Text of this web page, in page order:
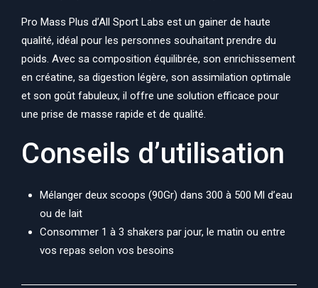
Pro Mass Plus d’All Sport Labs est un gainer de haute
qualité, idéal pour les personnes souhaitant prendre du
poids. Avec sa composition équilibrée, son enrichissement
en créatine, sa digestion légère, son assimilation optimale
et son goût fabuleux, il offre une solution efficace pour
une prise de masse rapide et de qualité.
Conseils d’utilisation
Mélanger deux scoops (90Gr) dans 300 à 500 Ml d’eau
ou de lait
Consommer 1 à 3 shakers par jour, le matin ou entre
vos repas selon vos besoins